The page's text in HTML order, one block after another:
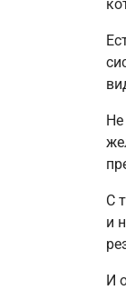
Не
С
и
И